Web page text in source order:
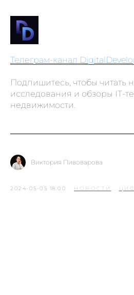
Телеграм-канал
Подпишитесь, чтобы читать
исследования и обзоры IT-
недвижимости.
Виктория Пивоварова
2024-05-05 18:00 НОВОСТИ